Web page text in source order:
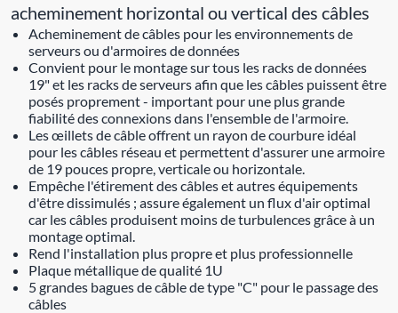
acheminement horizontal ou vertical des câbles
Acheminement de câbles pour les environnements de
serveurs ou d'armoires de données
Convient pour le montage sur tous les racks de données
19" et les racks de serveurs afin que les câbles puissent être
posés proprement - important pour une plus grande
fiabilité des connexions dans l'ensemble de l'armoire.
Les œillets de câble offrent un rayon de courbure idéal
pour les câbles réseau et permettent d'assurer une armoire
de 19 pouces propre, verticale ou horizontale.
Empêche l'étirement des câbles et autres équipements
d'être dissimulés ; assure également un flux d'air optimal
car les câbles produisent moins de turbulences grâce à un
montage optimal.
Rend l'installation plus propre et plus professionnelle
Plaque métallique de qualité 1U
5 grandes bagues de câble de type "C" pour le passage des
câbles